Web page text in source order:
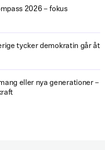
2026 – fokus
tycker demokratin går åt
eller nya generationer –